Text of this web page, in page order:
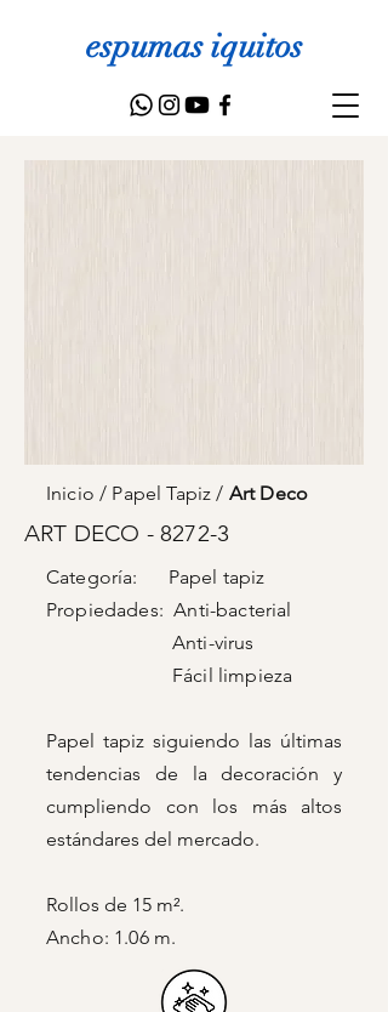
espumas iquitos
Inicio/ Papel Tapiz/ Art Deco
ART DECO - 8272-3
Categoría: Papel tapiz
Propiedades: Anti-bacterial
Anti-virus
Fácil limpieza
Papel tapiz siguiendo las últimas
tendencias de la decoración y
cumpliendo con los más altos
estándares del mercado.
Rollos de 15 m².
Ancho: 1.06 m.